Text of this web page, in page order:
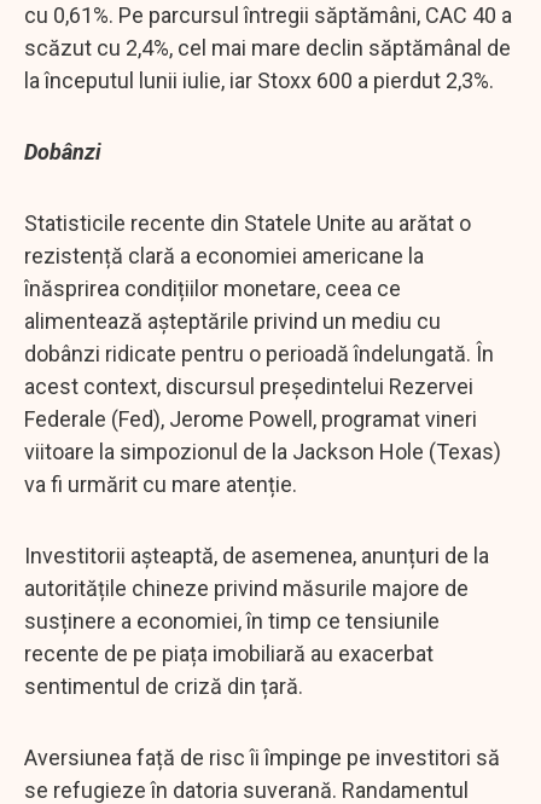
cu 0,61%. Pe parcursul întregii săptămâni, CAC 40 a
scăzut cu 2,4%, cel mai mare declin săptămânal de
la începutul lunii iulie, iar Stoxx 600 a pierdut 2,3%.
Dobânzi
Statisticile recente din Statele Unite au arătat o
rezistență clară a economiei americane la
înăsprirea condițiilor monetare, ceea ce
alimentează așteptările privind un mediu cu
dobânzi ridicate pentru o perioadă îndelungată. În
acest context, discursul președintelui Rezervei
Federale (Fed), Jerome Powell, programat vineri
viitoare la simpozionul de la Jackson Hole (Texas)
va fi urmărit cu mare atenție.
Investitorii așteaptă, de asemenea, anunțuri de la
autoritățile chineze privind măsurile majore de
susținere a economiei, în timp ce tensiunile
recente de pe piața imobiliară au exacerbat
sentimentul de criză din țară.
Aversiunea față de risc îi împinge pe investitori să
se refugieze în datoria suverană. Randamentul